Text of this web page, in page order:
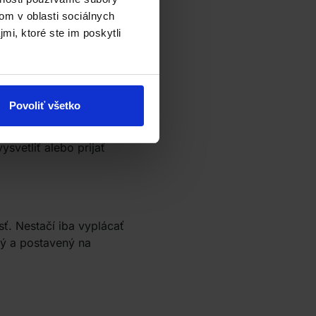
v oblasti sociálnych
ktoré ste im poskytli
Povoliť všetko
alebo prijať
Nestačí iba vyplácať
a postavený na